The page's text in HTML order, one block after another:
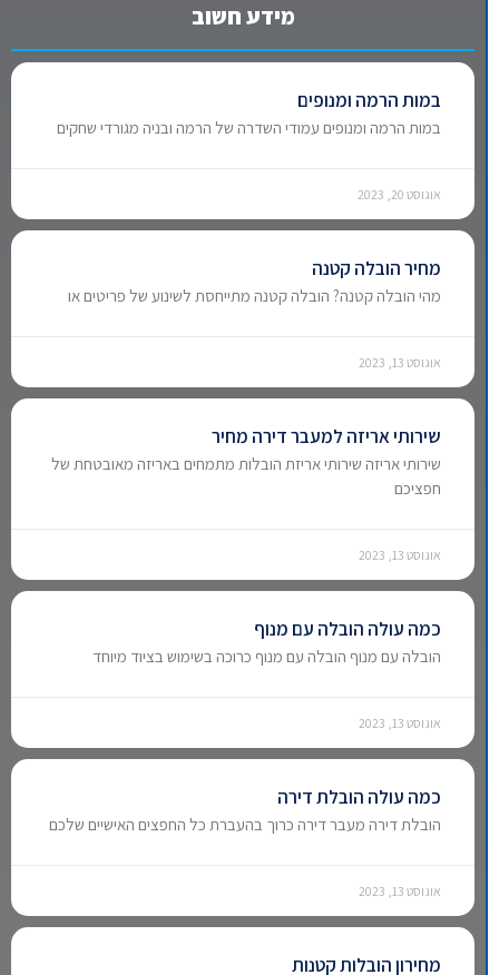
מידע חשוב
במות הרמה ומנופים
במות הרמה ומנופים עמודי השדרה של הרמה ובניה מגורדי שחקים
אוגוסט 20, 2023
מחיר הובלה קטנה
מהי הובלה קטנה? הובלה קטנה מתייחסת לשינוע של פריטים או
אוגוסט 13, 2023
שירותי אריזה למעבר דירה מחיר
שירותי אריזה שירותי אריזת הובלות מתמחים באריזה מאובטחת של
חפציכם
אוגוסט 13, 2023
כמה עולה הובלה עם מנוף
הובלה עם מנוף הובלה עם מנוף כרוכה בשימוש בציוד מיוחד
אוגוסט 13, 2023
כמה עולה הובלת דירה
הובלת דירה מעבר דירה כרוך בהעברת כל החפצים האישיים שלכם
אוגוסט 13, 2023
מחירון הובלות קטנות